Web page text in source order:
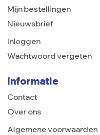
Mijn bestellingen
Nieuwsbrief
Inloggen
Wachtwoord vergeten
Informatie
Contact
Over ons
Algemene voorwaarden